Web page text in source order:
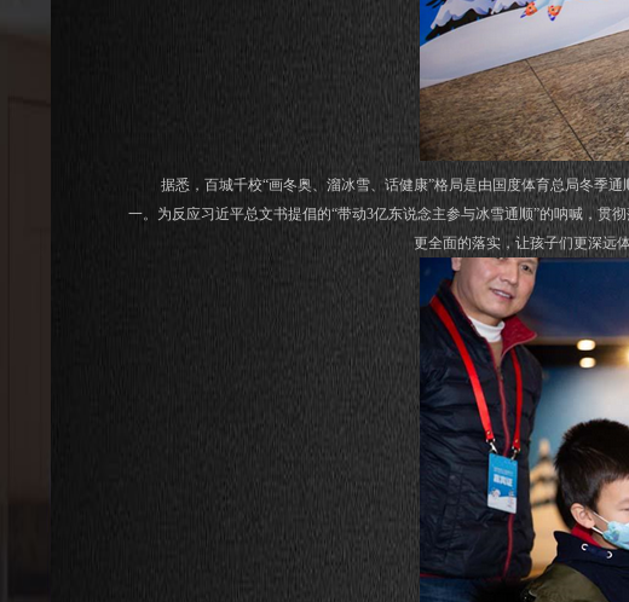
据悉，百城千校“画冬奥、溜冰雪、话健康”格局是由国度体育总局冬季通
一。为反应习近平总文书提倡的“带动3亿东说念主参与冰雪通顺”的呐喊，贯
更全面的落实，让孩子们更深远